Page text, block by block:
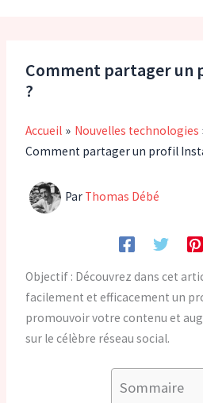
Comment partager un
?
Accueil
Nouvelles technologies
Comment partager un profil
Par Thomas Débé
Objectif : Découvrez dans cet
facilement et efficacement un
promouvoir votre contenu et
sur le célèbre réseau social.
Sommaire